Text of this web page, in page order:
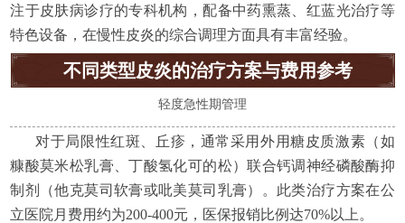
注于皮肤病诊疗的专科机构，配备中药熏蒸、红蓝光治疗等
特色设备，在慢性皮炎的综合调理方面具有丰富经验。
不同类型皮炎的治疗方案与费用参考
轻度急性期管理
对于局限性红斑、丘疹，通常采用外用糖皮质激素（如
糠酸莫米松乳膏、丁酸氢化可的松）联合钙调神经磷酸酶抑
制剂（他克莫司软膏或吡美莫司乳膏）。此类治疗方案在公
立医院月费用约为200-400元，医保报销比例达70%以上。